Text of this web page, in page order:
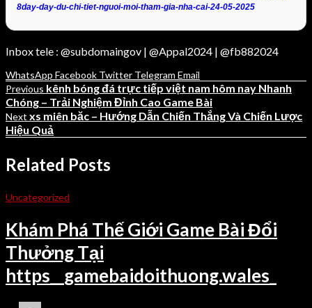
8day-day-du-chi-tiet-nguoi-moi-tham-gia-nha-cai-24-05-2025
Inbox tele : @subdomaingov | @Appal2024 | @fb882024
WhatsApp Facebook Twitter Telegram Email
Previous kênh bóng đá trực tiếp việt nam hôm nay Nhanh
Chóng – Trải Nghiệm Đỉnh Cao Game Bài
Next xs miên băc – Hướng Dẫn Chiến Thắng Và Chiến Lược
Hiệu Quả
Related Posts
Uncategorized
Khám Phá Thế Giới Game Bài Đổi
Thưởng Tại
https__gamebaidoithuong.wales_